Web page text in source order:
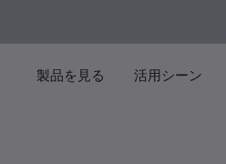
製品を見る 活用シーン